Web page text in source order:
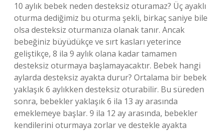
10 aylık bebek neden desteksiz oturamaz? Üç ayaklı
oturma dediğimiz bu oturma şekli, birkaç saniye bile
olsa desteksiz oturmanıza olanak tanır. Ancak
bebeğiniz büyüdükçe ve sırt kasları yeterince
geliştikçe, 8 ila 9 aylık olana kadar tamamen
desteksiz oturmaya başlamayacaktır. Bebek hangi
aylarda desteksiz ayakta durur? Ortalama bir bebek
yaklaşık 6 aylıkken desteksiz oturabilir. Bu süreden
sonra, bebekler yaklaşık 6 ila 13 ay arasında
emeklemeye başlar. 9 ila 12 ay arasında, bebekler
kendilerini oturmaya zorlar ve destekle ayakta